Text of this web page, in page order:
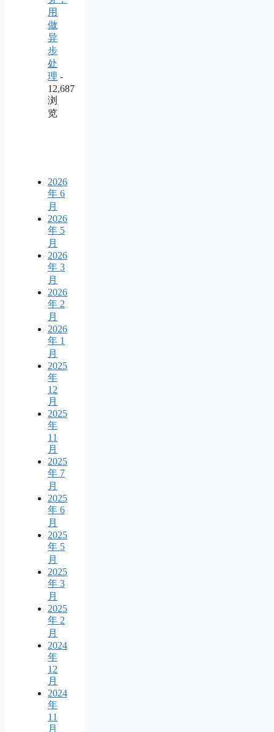
用
做
异
步
处
理 -
12,687
浏
览
2026
年 6
月
2026
年 5
月
2026
年 3
月
2026
年 2
月
2026
年 1
月
2025
年
12
月
2025
年
11
月
2025
年 7
月
2025
年 6
月
2025
年 5
月
2025
年 3
月
2025
年 2
月
2024
年
12
月
2024
年
11
月